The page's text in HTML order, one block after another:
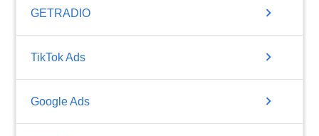
GETRADIO chevron_right
TikTok Ads chevron_right
Google Ads chevron_right